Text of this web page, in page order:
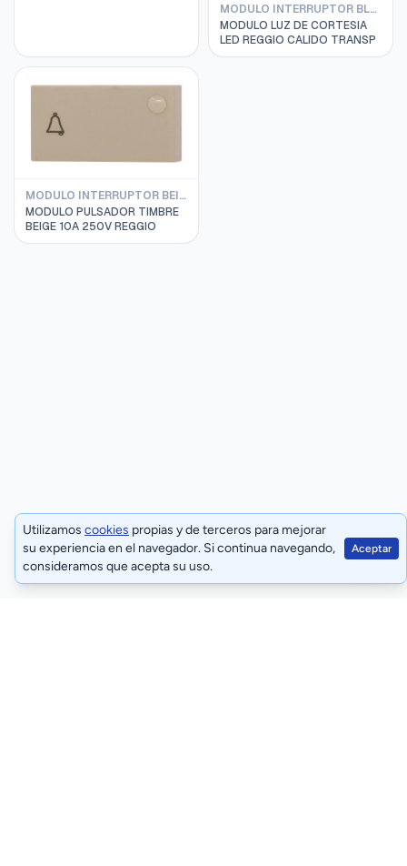
MODULO INTERRUPTOR BLANCO REGGIO
MODULO LUZ DE CORTESIA
LED REGGIO CALIDO TRANSP
MODULO INTERRUPTOR BEIGE REGGIO
MODULO PULSADOR TIMBRE
BEIGE 10A 250V REGGIO
Utilizamos cookies propias y de terceros para mejorar
su experiencia en el navegador. Si continua navegando,
consideramos que acepta su uso.
Aceptar